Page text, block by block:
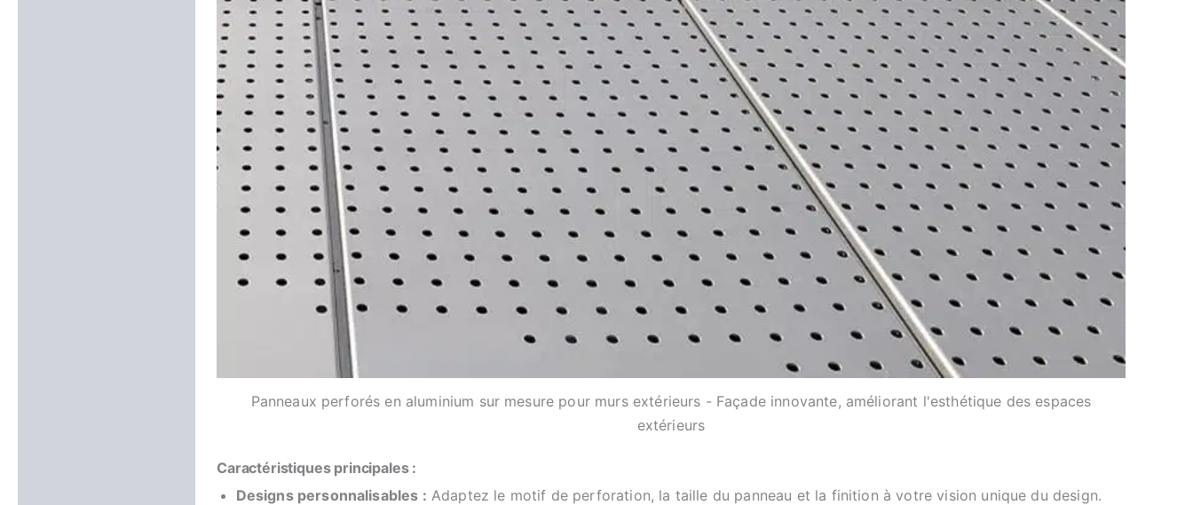
Panneaux perforés en aluminium sur mesure pour murs extérieurs - Façade innovante, améliorant l'esthétique des espaces
extérieurs
Caractéristiques principales :
Designs personnalisables : Adaptez le motif de perforation, la taille du panneau et la finition à votre vision unique du design.